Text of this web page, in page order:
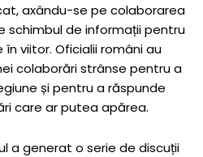
axându-se pe colaborarea
schimbul de informații pentru
viitor. Oficialii români au
colaborări strânse pentru a
și pentru a răspunde
care ar putea apărea.
a generat o serie de discuții